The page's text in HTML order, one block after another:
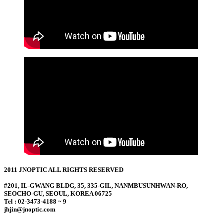
2011 JNOPTIC ALL RIGHTS RESERVED
#201, IL-GWANG BLDG, 35, 335-GIL, NANMBUSUNHWAN-RO,
SEOCHO-GU, SEOUL, KOREA 06725
Tel : 02-3473-4188 ~ 9
jhjin@jnoptic.com